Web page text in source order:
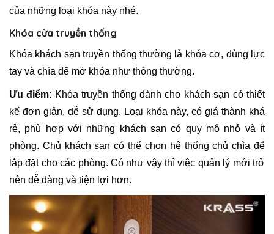
của những loại khóa này nhé.
Khóa cửa truyền thống
Khóa khách sạn truyền thống thường là khóa cơ, dùng lực
tay và chìa để mở khóa như thông thường.
Ưu điểm: Khóa truyền thống dành cho khách sạn có thiết
kế đơn giản, dễ sử dụng. Loại khóa này, có giá thành khá
rẻ, phù hợp với những khách sạn có quy mô nhỏ và ít
phòng. Chủ khách sạn có thể chọn hệ thống chủ chìa để
lắp đặt cho các phòng. Có như vậy thì việc quản lý mới trở
nên dễ dàng và tiện lợi hơn.